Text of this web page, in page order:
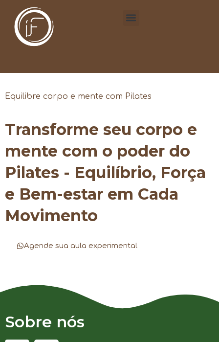
Equilibre corpo e mente com Pilates
Transforme seu corpo e
mente com o poder do
Pilates - Equilíbrio, Força
e Bem-estar em Cada
Movimento
Agende sua aula experimental
Sobre nós